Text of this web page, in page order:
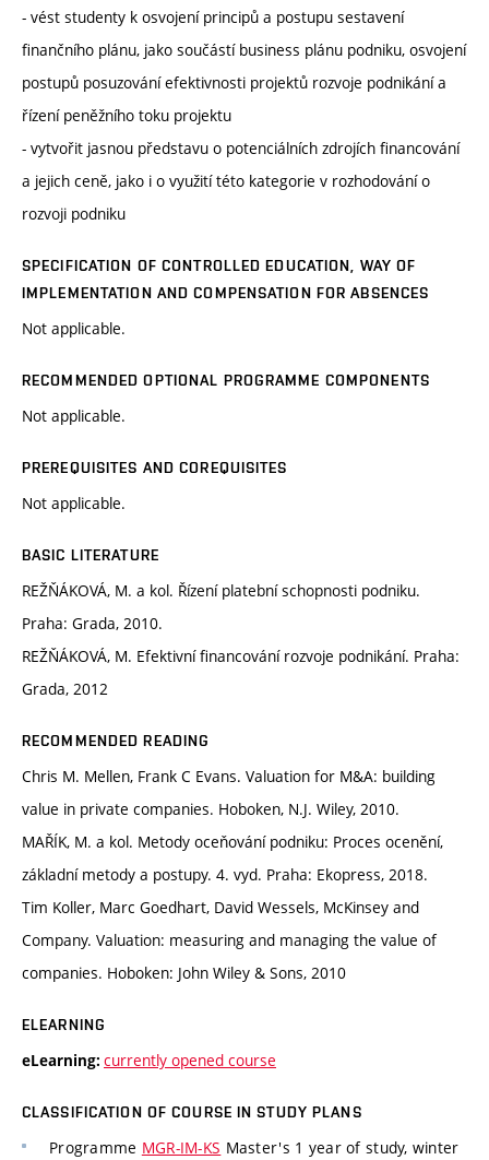
- vést studenty k osvojení principů a postupu sestavení
finančního plánu, jako součástí business plánu podniku, osvojení
postupů posuzování efektivnosti projektů rozvoje podnikání a
řízení peněžního toku projektu
- vytvořit jasnou představu o potenciálních zdrojích financování
a jejich ceně, jako i o využití této kategorie v rozhodování o
rozvoji podniku
SPECIFICATION OF CONTROLLED EDUCATION, WAY OF
IMPLEMENTATION AND COMPENSATION FOR ABSENCES
Not applicable.
RECOMMENDED OPTIONAL PROGRAMME COMPONENTS
Not applicable.
PREREQUISITES AND COREQUISITES
Not applicable.
BASIC LITERATURE
REŽŇÁKOVÁ, M. a kol. Řízení platební schopnosti podniku.
Praha: Grada, 2010.
REŽŇÁKOVÁ, M. Efektivní financování rozvoje podnikání. Praha:
Grada, 2012
RECOMMENDED READING
Chris M. Mellen, Frank C Evans. Valuation for M&A: building
value in private companies. Hoboken, N.J. Wiley, 2010.
MAŘÍK, M. a kol. Metody oceňování podniku: Proces ocenění,
základní metody a postupy. 4. vyd. Praha: Ekopress, 2018.
Tim Koller, Marc Goedhart, David Wessels, McKinsey and
Company. Valuation: measuring and managing the value of
companies. Hoboken: John Wiley & Sons, 2010
ELEARNING
eLearning: currently opened course
CLASSIFICATION OF COURSE IN STUDY PLANS
Programme MGR-IM-KS Master's 1 year of study, winter